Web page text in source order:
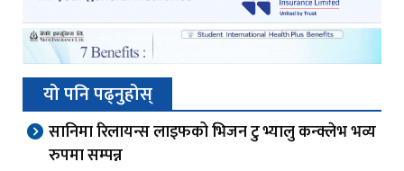
यो पनि पढ्नुहोस्
सानिमा रिलायन्स लाइफको भिजन टु भ्यालु कन्क्लेभ भव्य
रुपमा सम्पन्न